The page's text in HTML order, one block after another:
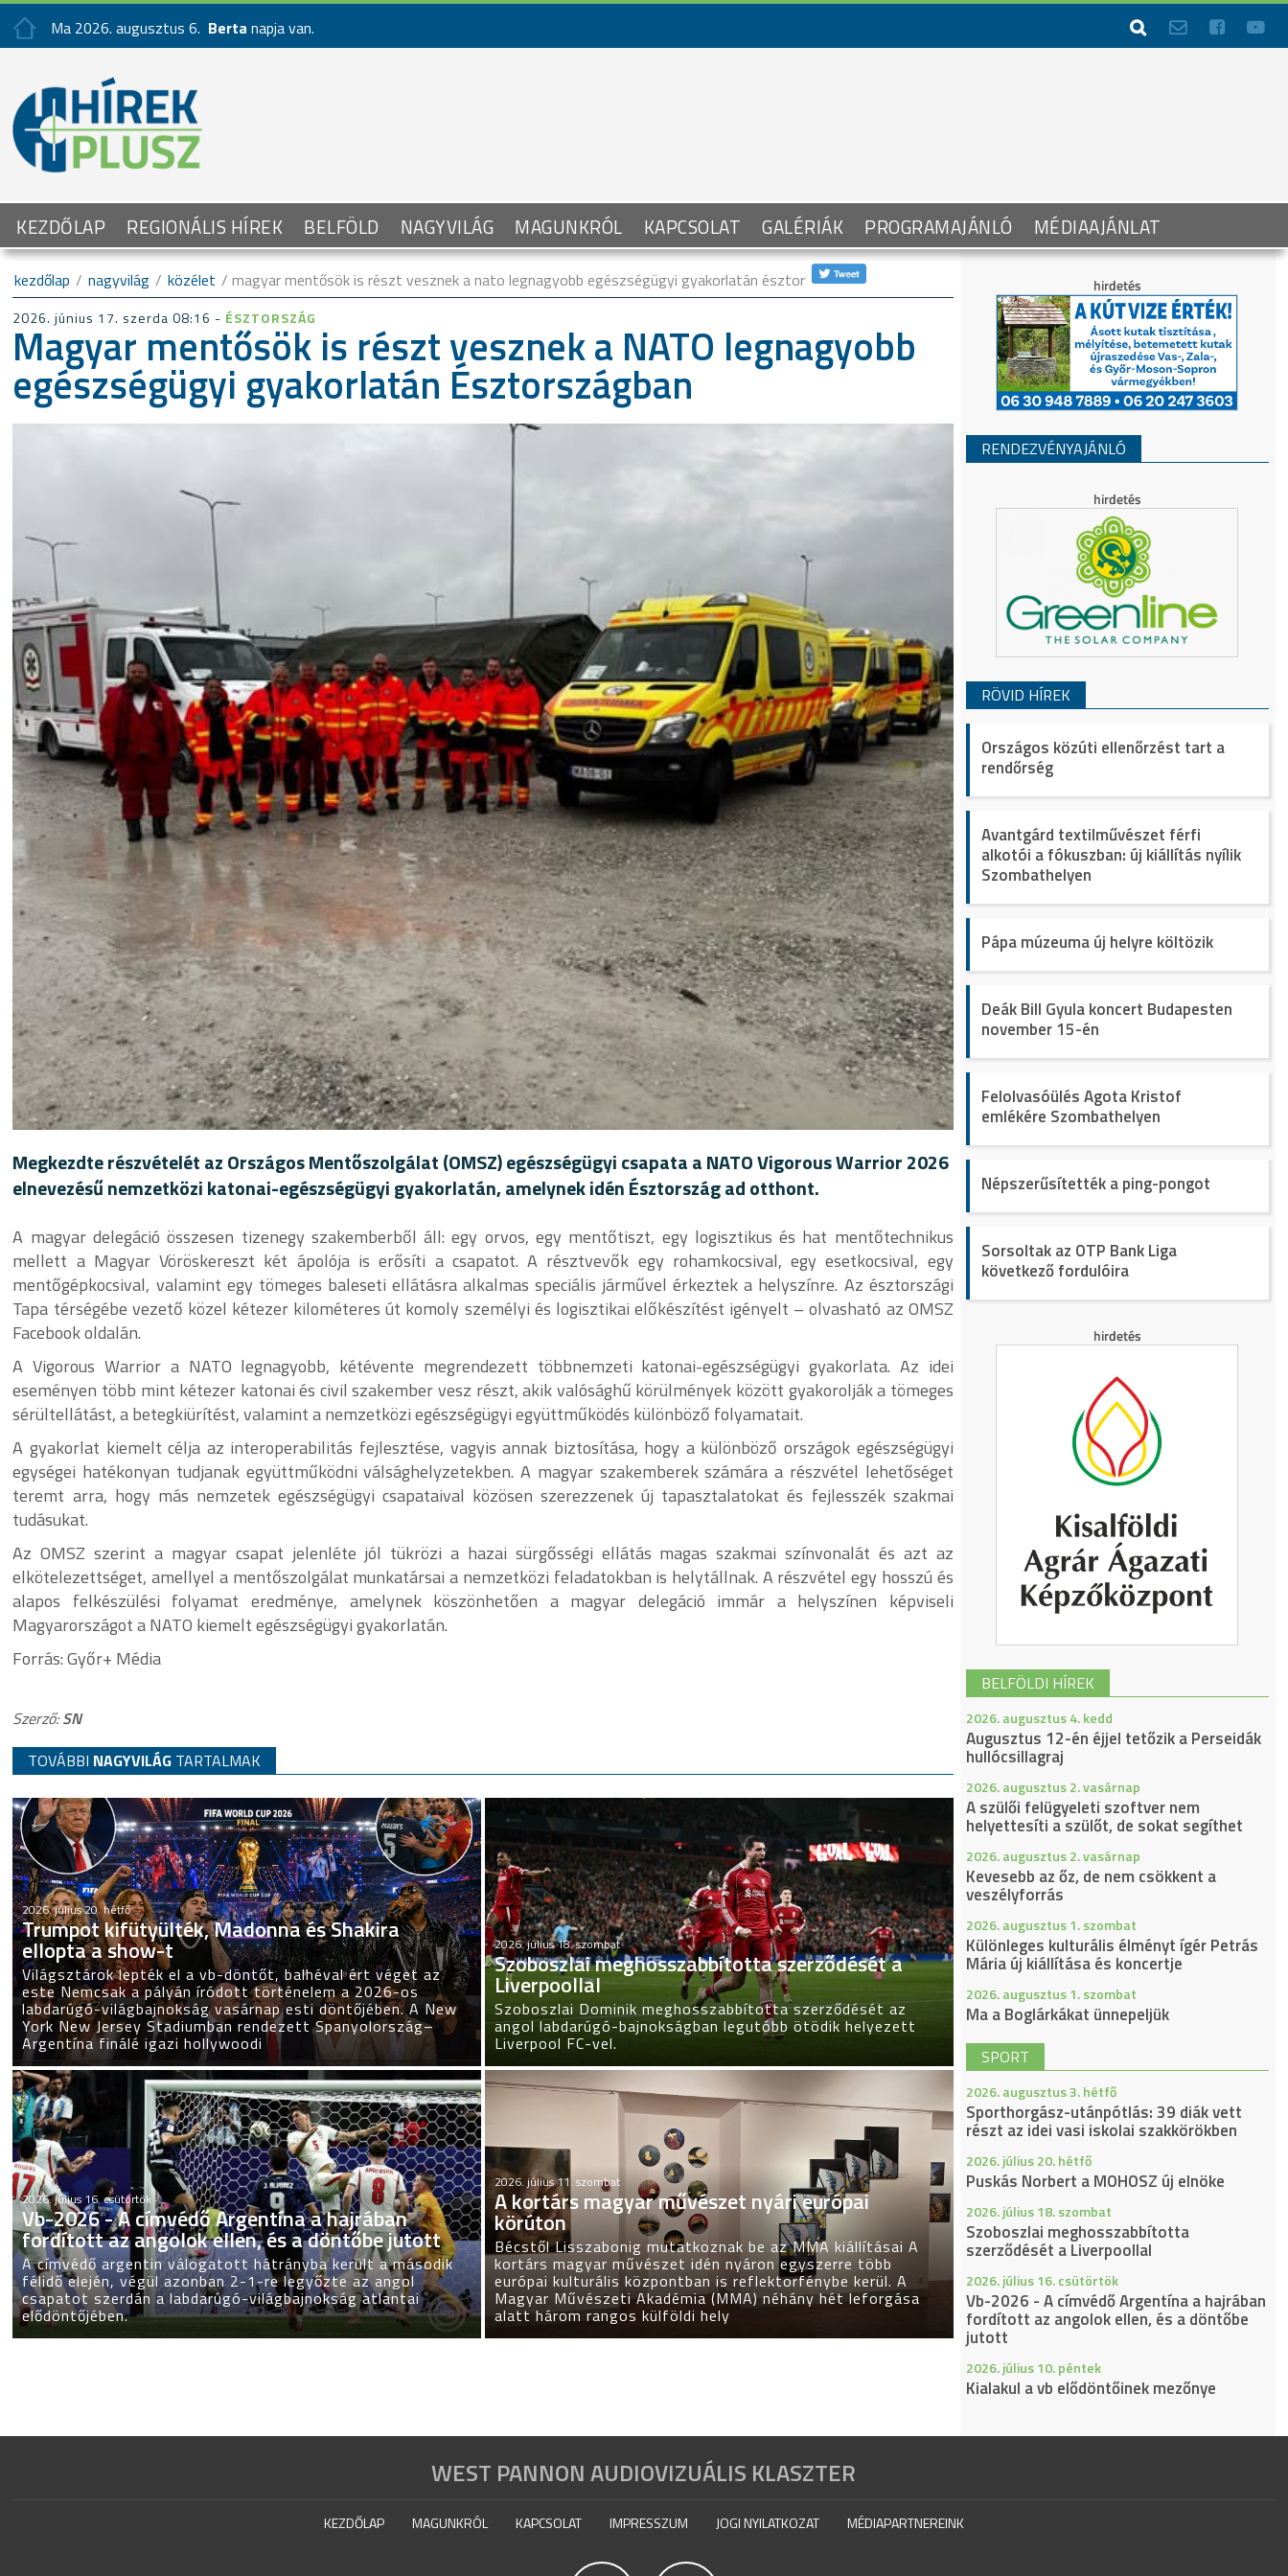
Ma 2026. augusztus 6. Berta napja van.    
KEZDŐLAP REGIONÁLIS HÍREK BELFÖLD NAGYVILÁG MAGUNKRÓL KAPCSOLAT GALÉRIÁK PROGRAMAJÁNLÓ MÉDIAAJÁNLAT
kezdőlap / nagyvilág / közélet / magyar mentősök is részt vesznek a nato legnagyobb egészségügyi gyakorlatán észtországban
2026. június 17. szerda 08:16 - ÉSZTORSZÁG
Magyar mentősök is részt vesznek a NATO legnagyobb
egészségügyi gyakorlatán Észtországban
Megkezdte részvételét az Országos Mentőszolgálat (OMSZ) egészségügyi csapata a NATO Vigorous Warrior 2026
elnevezésű nemzetközi katonai-egészségügyi gyakorlatán, amelynek idén Észtország ad otthont.
A magyar delegáció összesen tizenegy szakemberből áll: egy orvos, egy mentőtiszt, egy logisztikus és hat mentőtechnikus
mellett a Magyar Vöröskereszt két ápolója is erősíti a csapatot. A résztvevők egy rohamkocsival, egy esetkocsival, egy
mentőgépkocsival, valamint egy tömeges baleseti ellátásra alkalmas speciális járművel érkeztek a helyszínre. Az észtországi
Tapa térségébe vezető közel kétezer kilométeres út komoly személyi és logisztikai előkészítést igényelt – olvasható az OMSZ
Facebook oldalán.
A Vigorous Warrior a NATO legnagyobb, kétévente megrendezett többnemzeti katonai-egészségügyi gyakorlata. Az idei
eseményen több mint kétezer katonai és civil szakember vesz részt, akik valósághű körülmények között gyakorolják a tömeges
sérültellátást, a betegkiürítést, valamint a nemzetközi egészségügyi együttműködés különböző folyamatait.
A gyakorlat kiemelt célja az interoperabilitás fejlesztése, vagyis annak biztosítása, hogy a különböző országok egészségügyi
egységei hatékonyan tudjanak együttműködni válsághelyzetekben. A magyar szakemberek számára a részvétel lehetőséget
teremt arra, hogy más nemzetek egészségügyi csapataival közösen szerezzenek új tapasztalatokat és fejlesszék szakmai
tudásukat.
Az OMSZ szerint a magyar csapat jelenléte jól tükrözi a hazai sürgősségi ellátás magas szakmai színvonalát és azt az
elkötelezettséget, amellyel a mentőszolgálat munkatársai a nemzetközi feladatokban is helytállnak. A részvétel egy hosszú és
alapos felkészülési folyamat eredménye, amelynek köszönhetően a magyar delegáció immár a helyszínen képviseli
Magyarországot a NATO kiemelt egészségügyi gyakorlatán.
Forrás: Győr+ Média
Szerző:SN
TOVÁBBI NAGYVILÁG TARTALMAK
2026. július 20. hétfő
Trumpot kifütyülték, Madonna és Shakira
ellopta a show-t
Világsztárok lepték el a vb-döntőt, balhéval ért véget az
este Nemcsak a pályán íródott történelem a 2026-os
labdarúgó-világbajnokság vasárnap esti döntőjében. A New
York New Jersey Stadiumban rendezett Spanyolország–
Argentína finálé igazi hollywoodi
2026. július 18. szombat
Szoboszlai meghosszabbította szerződését a
Liverpoollal
Szoboszlai Dominik meghosszabbította szerződését az
angol labdarúgó-bajnokságban legutóbb ötödik helyezett
Liverpool FC-vel.
2026. július 16. csütörtök
Vb-2026 - A címvédő Argentína a hajrában
fordított az angolok ellen, és a döntőbe jutott
A címvédő argentin válogatott hátrányba került a második
félidő elején, végül azonban 2-1-re legyőzte az angol
csapatot szerdán a labdarúgó-világbajnokság atlantai
elődöntőjében.
2026. július 11. szombat
A kortárs magyar művészet nyári európai
körúton
Bécstől Lisszabonig mutatkoznak be az MMA kiállításai A
kortárs magyar művészet idén nyáron egyszerre több
európai kulturális központban is reflektorfénybe kerül. A
Magyar Művészeti Akadémia (MMA) néhány hét leforgása
alatt három rangos külföldi hely
RENDEZVÉNYAJÁNLÓ
RÖVID HÍREK
Országos közúti ellenőrzést tart a
rendőrség
Avantgárd textilművészet férfi
alkotói a fókuszban: új kiállítás nyílik
Szombathelyen
Pápa múzeuma új helyre költözik
Deák Bill Gyula koncert Budapesten
november 15-én
Felolvasóülés Agota Kristof
emlékére Szombathelyen
Népszerűsítették a ping-pongot
Sorsoltak az OTP Bank Liga
következő fordulóira
BELFÖLDI HÍREK
2026. augusztus 4. kedd
Augusztus 12-én éjjel tetőzik a Perseidák
hullócsillagraj
2026. augusztus 2. vasárnap
A szülői felügyeleti szoftver nem
helyettesíti a szülőt, de sokat segíthet
2026. augusztus 2. vasárnap
Kevesebb az őz, de nem csökkent a
veszélyforrás
2026. augusztus 1. szombat
Különleges kulturális élményt ígér Petrás
Mária új kiállítása és koncertje
2026. augusztus 1. szombat
Ma a Boglárkákat ünnepeljük
SPORT
2026. augusztus 3. hétfő
Sporthorgász-utánpótlás: 39 diák vett
részt az idei vasi iskolai szakkörökben
2026. július 20. hétfő
Puskás Norbert a MOHOSZ új elnöke
2026. július 18. szombat
Szoboszlai meghosszabbította
szerződését a Liverpoollal
2026. július 16. csütörtök
Vb-2026 - A címvédő Argentína a hajrában
fordított az angolok ellen, és a döntőbe
jutott
2026. július 10. péntek
Kialakul a vb elődöntőinek mezőnye
WEST PANNON AUDIOVIZUÁLIS KLASZTER
KEZDŐLAP MAGUNKRÓL KAPCSOLAT IMPRESSZUM JOGI NYILATKOZAT MÉDIAPARTNEREINK